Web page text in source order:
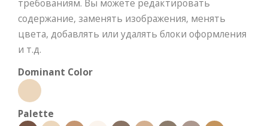
требованиям. Вы можете редактировать
содержание, заменять изображения, менять
цвета, добавлять или удалять блоки оформления
и т.д.
Dominant Color
Palette